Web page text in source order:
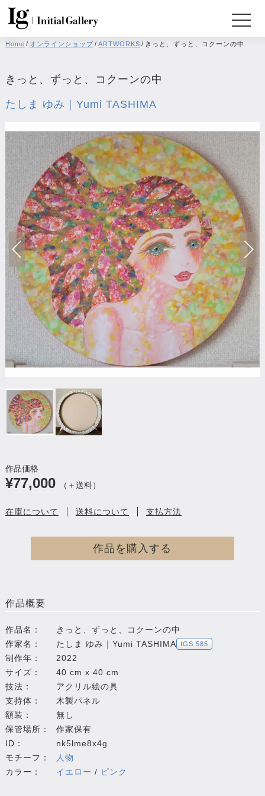
Home / オンラインショップ/ ARTWORKS / きっと、ずっと、コクーンの中
きっと、ずっと、コクーンの中
たしま ゆみ｜Yumi TASHIMA
作品価格
¥77,000 （＋送料）
作品を購入する
在庫について 送料について 支払方法
作品概要
作品名：
きっと、ずっと、コクーンの中
作家名：
たしま ゆみ｜Yumi TASHIMA IGS 585
制作年：
2022
サイズ：
40 cm x 40 cm
技法：
アクリル絵の具
支持体：
木製パネル
額装：
無し
保管場所：
作家保有
ID：
nk5lme8x4g
モチーフ：
人物
カラー：
イエロー / ピンク